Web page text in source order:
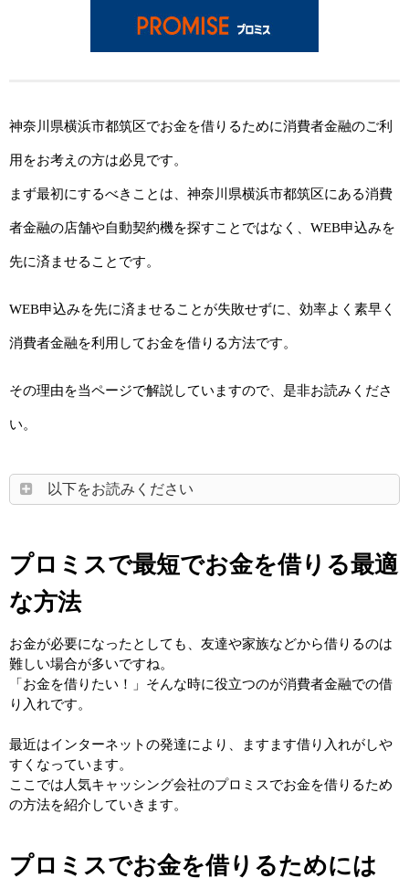
神奈川県横浜市都筑区でお金を借りるために消費者金融のご利
用をお考えの方は必見です。
まず最初にするべきことは、神奈川県横浜市都筑区にある消費
者金融の店舗や自動契約機を探すことではなく、WEB申込みを
先に済ませることです。
WEB申込みを先に済ませることが失敗せずに、効率よく素早く
消費者金融を利用してお金を借りる方法です。
その理由を当ページで解説していますので、是非お読みくださ
い。
以下をお読みください
プロミスで最短でお金を借りる最適
な方法
お金が必要になったとしても、友達や家族などから借りるのは
難しい場合が多いですね。
「お金を借りたい！」そんな時に役立つのが消費者金融での借
り入れです。
最近はインターネットの発達により、ますます借り入れがしや
すくなっています。
ここでは人気キャッシング会社のプロミスでお金を借りるため
の方法を紹介していきます。
プロミスでお金を借りるためには